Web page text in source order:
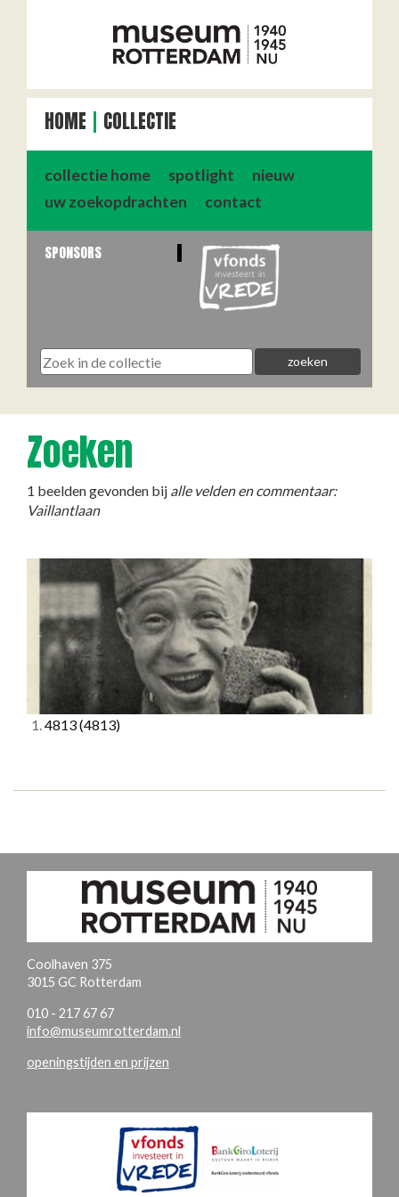
HOME COLLECTIE
collectie home spotlight
nieuw
uw zoekopdrachten
contact
SPONSORS
Zoeken
1 beelden gevonden bij alle velden en commentaar:
Vaillantlaan
1.4813(4813)
Coolhaven 375
3015 GC Rotterdam
010 - 217 67 67
info@museumrotterdam.nl
openingstijden en prijzen